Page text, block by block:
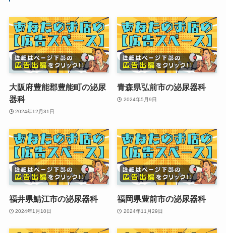
大阪府豊能郡豊能町の泌尿
器科
2024年12月31日
青森県弘前市の泌尿器科
2024年5月9日
福井県鯖江市の泌尿器科
2024年1月10日
福岡県豊前市の泌尿器科
2024年11月29日